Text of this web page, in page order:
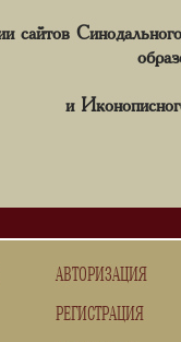
сайтов
и
АВТОРИЗАЦИЯ
РЕГИСТРАЦИЯ